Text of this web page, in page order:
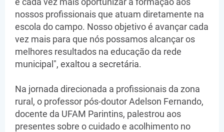
nossos profissionais que atuam diretamente na
escola do campo. Nosso objetivo é avançar cada
vez mais para que nós possamos alcançar os
melhores resultados na educação da rede
municipal", exaltou a secretária.
Na jornada direcionada a profissionais da zona
rural, o professor pós-doutor Adelson Fernando,
docente da UFAM Parintins, palestrou aos
presentes sobre o cuidado e acolhimento no